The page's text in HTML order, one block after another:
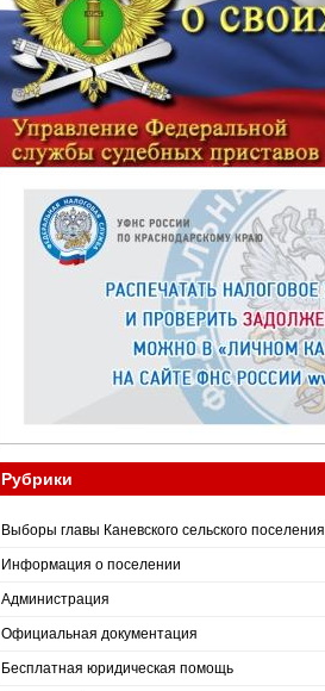
Рубрики
Выборы главы Каневского сельского поселения
Информация о поселении
Администрация
Официальная документация
Бесплатная юридическая помощь